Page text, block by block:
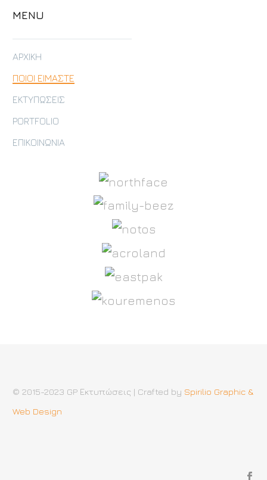
MENU
ΑΡΧΙΚΗ
ΠΟΙΟΙ ΕΙΜΑΣΤΕ
ΕΚΤΥΠΩΣΕΙΣ
PORTFOLIO
ΕΠΙΚΟΙΝΩΝΙΑ
© 2015-2023 GP Εκτυπώσεις | Crafted by Spirilio Graphic &
Web Design